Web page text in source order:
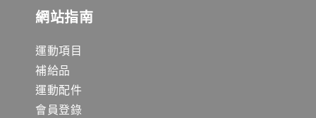
網站指南
運動項目
補給品
運動配件
會員登錄